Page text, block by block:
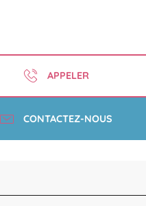
APPELER
CONTACTEZ-NOUS